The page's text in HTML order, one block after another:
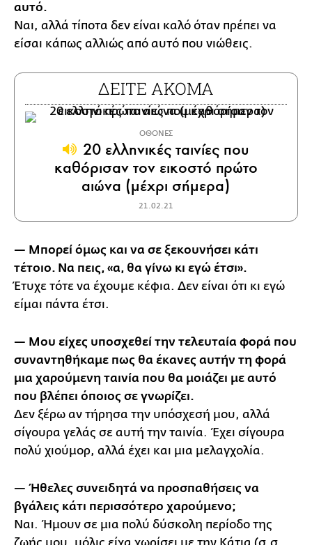
αυτό.
Ναι, αλλά τίποτα δεν είναι καλό όταν πρέπει να
είσαι κάπως αλλιώς από αυτό που νιώθεις.
ΔΕΙΤΕ ΑΚΟΜΑ
ΟΘΟΝΕΣ
20 ελληνικές ταινίες που
καθόρισαν τον εικοστό πρώτο
αιώνα (μέχρι σήμερα)
21.02.21
— Μπορεί όμως και να σε ξεκουνήσει κάτι
τέτοιο. Να πεις, «α, θα γίνω κι εγώ έτσι».
Έτυχε τότε να έχουμε κέφια. Δεν είναι ότι κι εγώ
είμαι πάντα έτσι.
— Μου είχες υποσχεθεί την τελευταία φορά που
συναντηθήκαμε πως θα έκανες αυτήν τη φορά
μια χαρούμενη ταινία που θα μοιάζει με αυτό
που βλέπει όποιος σε γνωρίζει.
Δεν ξέρω αν τήρησα την υπόσχεσή μου, αλλά
σίγουρα γελάς σε αυτή την ταινία. Έχει σίγουρα
πολύ χιούμορ, αλλά έχει και μια μελαγχολία.
— Ήθελες συνειδητά να προσπαθήσεις να
βγάλεις κάτι περισσότερο χαρούμενο;
Ναι. Ήμουν σε μια πολύ δύσκολη περίοδο της